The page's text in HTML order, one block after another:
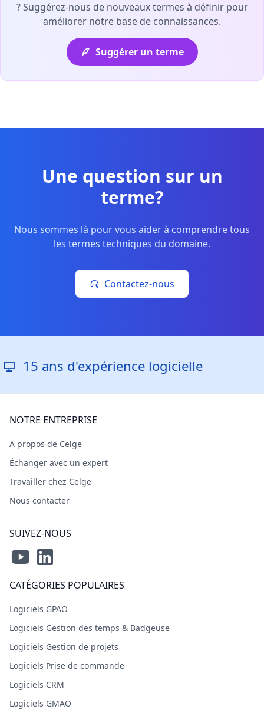
? Suggérez-nous de nouveaux termes à définir pour
améliorer notre base de connaissances.
Suggérer un terme
Une question sur un
terme?
Nous sommes là pour vous aider à comprendre tous
les termes techniques du domaine.
Contactez-nous
ans d'expérience logicielle
NOTRE ENTREPRISE
A propos de Celge
Échanger avec un expert
Travailler chez Celge
Nous contacter
SUIVEZ-NOUS
CATÉGORIES POPULAIRES
Logiciels GPAO
Logiciels Gestion des temps & Badgeuse
Logiciels Gestion de projets
Logiciels Prise de commande
Logiciels CRM
Logiciels GMAO